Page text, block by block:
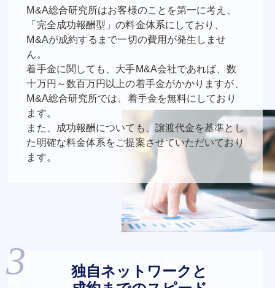
M&A総合研究所はお客様のことを第一に考え、
「完全成功報酬型」の料金体系にしており、
M&Aが成約するまで一切の費用が発生しませ
ん。
着手金に関しても、大手M&A会社であれば、数
十万円～数百万円以上の着手金がかかりますが、
M&A総合研究所では、着手金を無料にしており
ます。
また、成功報酬についても、譲渡代金を基準とし
た明確な料金体系をご提案させていただいており
ます。
独自ネットワークと